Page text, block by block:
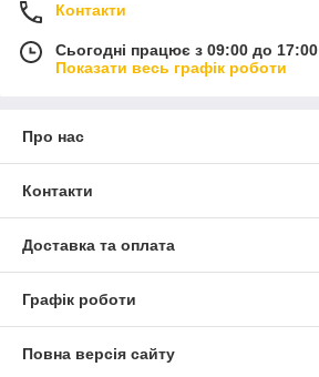
Контакти
Сьогодні працює з 09:00 до 17:00
Показати весь графік роботи
Про нас
Контакти
Доставка та оплата
Графік роботи
Повна версія сайту